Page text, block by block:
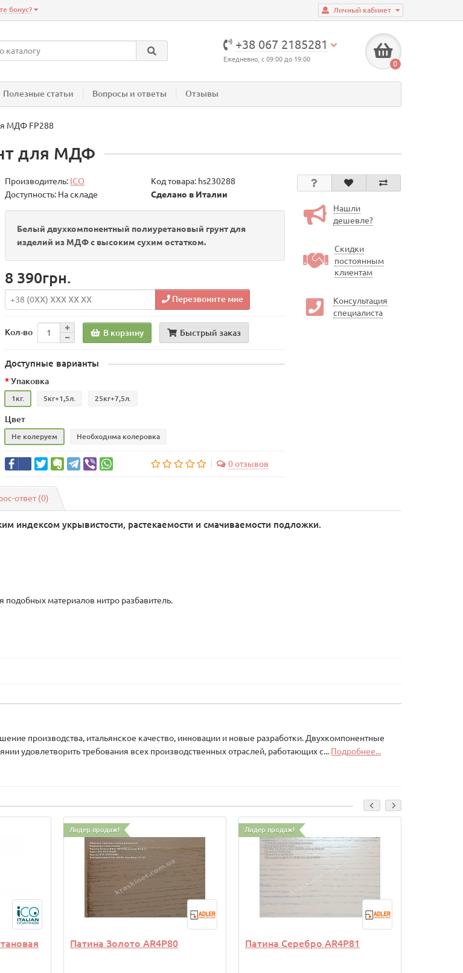
Личный кабинет
бонус?
+38 067 2185281
Ежедневно, с 09:00 до 19:00 0
Полезные статьи Вопросы и ответы Отзывы
МДФ FP288
для МДФ
Производитель: ICO Код товара: hs230288
Доступность: На складе
Сделано в Италии
Белый двухкомпонентный полиуретановый грунт для
изделий из МДФ с высоким сухим остатком.
8 390грн.
Перезвоните мне
Кол-во В корзину Быстрый заказ
Доступные варианты
Упаковка
1кг. 5кг+1,5л. 25кг+7,5л.
Цвет
Не колеруем Необходима колеровка
0 отзывов
Нашли
дешевле?
Скидки
постоянным
клиентам
Консультация
специалиста
ответ(0)
индексом укрывистости, растекаемости и смачиваемости подложки.
подобных материалов нитро разбавитель.
производства, итальянское качество, инновации и новые разработки. Двухкомпонентные
удовлетворить требования всех производственных отраслей, работающих с... Подробнее...
Лидер продаж!
Патина Золото AR4P80
Лидер продаж!
Патина Серебро AR4P81